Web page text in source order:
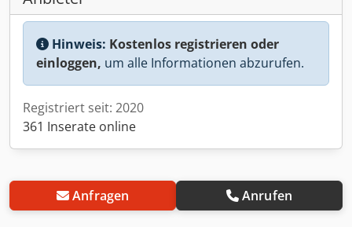
Hinweis: Kostenlos registrieren oder
einloggen, um alle Informationen abzurufen.
Registriert seit: 2020
361 Inserate online
Anfragen Anrufen